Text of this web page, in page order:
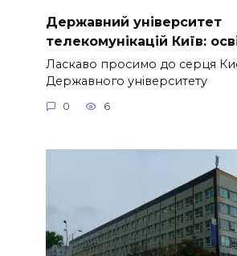
Державний університет
телекомунікацій Київ:
Ласкаво просимо до серця
Державного університету
0 6